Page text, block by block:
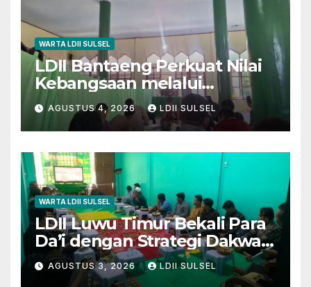
WARTA LDII SULSEL
LDII Bantaeng Perkuat Nilai
Kebangsaan melalui
Pengajian Rutin
AGUSTUS 4, 2026 LDII SULSEL
WARTA LDII SULSEL
LDII Luwu Timur Bekali Para
Da’i dengan Strategi Dakwah
dan Kewirausahaan untuk
Wujudkan Kemandirian
AGUSTUS 3, 2026 LDII SULSEL